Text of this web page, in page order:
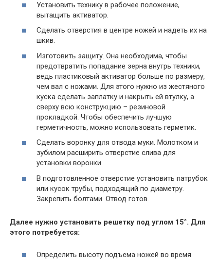
Установить технику в рабочее положение,
вытащить активатор.
Сделать отверстия в центре ножей и надеть их на
шкив.
Изготовить защиту. Она необходима, чтобы
предотвратить попадание зерна внутрь техники,
ведь пластиковый активатор больше по размеру,
чем вал с ножами. Для этого нужно из жестяного
куска сделать заплатку и накрыть ей втулку, а
сверху всю конструкцию – резиновой
прокладкой. Чтобы обеспечить лучшую
герметичность, можно использовать герметик.
Сделать воронку для отвода муки. Молотком и
зубилом расширить отверстие слива для
установки воронки.
В подготовленное отверстие установить патрубок
или кусок трубы, подходящий по диаметру.
Закрепить болтами. Отвод готов.
Далее нужно установить решетку под углом 15°. Для
этого потребуется:
Определить высоту подъема ножей во время